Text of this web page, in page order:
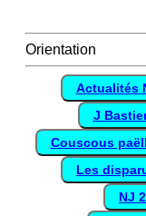
Orientation
Actualités
J
Couscous
Les
NJ